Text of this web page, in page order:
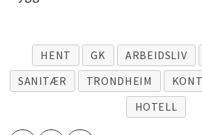
HENT GK ARBEIDSLIV
SANITÆR
TRONDHEIM
HOTELL